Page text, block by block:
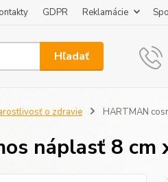
GDPR Reklamácie
Hľadať
o zdravie HARTMAN
náplasť 8 cm